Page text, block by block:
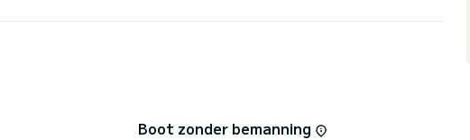
met een douche.
Automatische piloot, USB-stekker, Plancha, Vaatwasser.
rechtstreeks door SamBoat afgehandeld. U krijgt de
Boot zonder bemanning